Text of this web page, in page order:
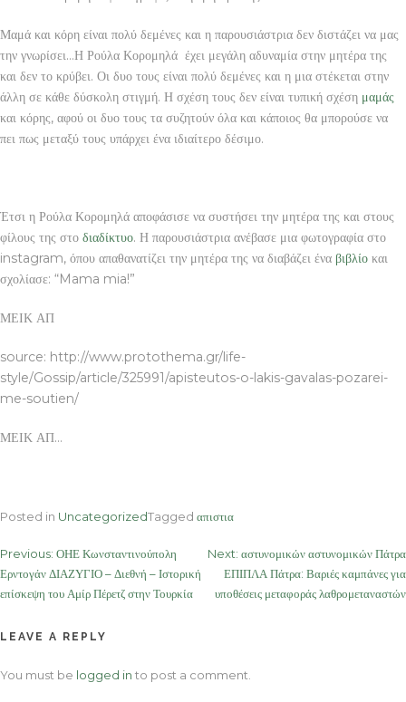
Μαμά και κόρη είναι πολύ δεμένες και η παρουσιάστρια δεν διστάζει να μας
την γνωρίσει…Η Ρούλα Κορομηλά έχει μεγάλη αδυναμία στην μητέρα της
και δεν το κρύβει. Οι δυο τους είναι πολύ δεμένες και η μια στέκεται στην
άλλη σε κάθε δύσκολη στιγμή. Η σχέση τους δεν είναι τυπική σχέση μαμάς
και κόρης, αφού οι δυο τους τα συζητούν όλα και κάποιος θα μπορούσε να
πει πως μεταξύ τους υπάρχει ένα ιδιαίτερο δέσιμο.
Έτσι η Ρούλα Κορομηλά αποφάσισε να συστήσει την μητέρα της και στους
φίλους της στο διαδίκτυο. Η παρουσιάστρια ανέβασε μια φωτογραφία στο
instagram, όπου απαθανατίζει την μητέρα της να διαβάζει ένα βιβλίο και
σχολίασε: “Mama mia!”
ΜΕΙΚ ΑΠ
source: http://www.protothema.gr/life-
style/Gossip/article/325991/apisteutos-o-lakis-gavalas-pozarei-
me-soutien/
ΜΕΙΚ ΑΠ…
Posted in UncategorizedTagged απιστια
Post
navigation
Previous: ΟΗΕ Κωνσταντινούπολη
Ερντογάν ΔΙΑΖΥΓΙΟ – Διεθνή – Ιστορική
επίσκεψη του Αμίρ Πέρετζ στην Τουρκία
Next: αστυνομικών αστυνομικών Πάτρα
ΕΠΙΠΛΑ Πάτρα: Βαριές καμπάνες για
υποθέσεις μεταφοράς λαθρομεταναστών
LEAVE A REPLY
You must be logged in to post a comment.